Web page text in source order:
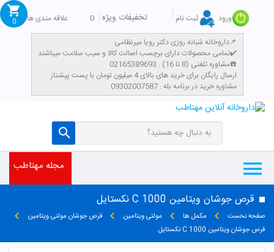
ورود ثبت نام تخفیفات ویژه 0
علاقه مندی ها
داروخانه شبانه روزی دکتر رویا میرنظامی📌
تمامی محصولات دارای برچسب اصالت کالا و سیب سلامت میباشند✔️
مشاوره تلفنی (8 تا 16) : 02165389693☎️
​ارسال رایگان برای خرید های بالای 4 میلیون تومان با پست پیشتاز
مشاوره خرید در برنامه بله : 09302007587
0
مجله مهتاطب
قرص جوشان ویتامین C 1000 نکستایل
صفحه نخست مکمل ها مولتی ویتامین
قرص جوشان مولتی ویتامین
قرص جوشان ویتامین C 1000 نکستایل